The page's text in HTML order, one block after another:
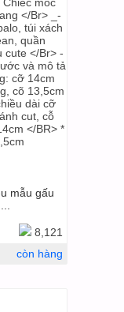
mẫu gấu
8,121
còn hàng